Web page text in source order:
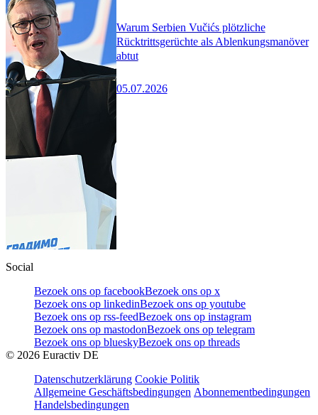
Warum Serbien Vučićs plötzliche
Rücktrittsgerüchte als Ablenkungsmanöver
abtut
05.07.2026
Social
Bezoek ons op facebookBezoek ons op x
Bezoek ons op linkedinBezoek ons op youtube
Bezoek ons op rss-feedBezoek ons op instagram
Bezoek ons op mastodonBezoek ons op telegram
Bezoek ons op blueskyBezoek ons op threads
© 2026 Euractiv DE
Datenschutzerklärung Cookie Politik
Allgemeine Geschäftsbedingungen Abonnementbedingungen
Handelsbedingungen